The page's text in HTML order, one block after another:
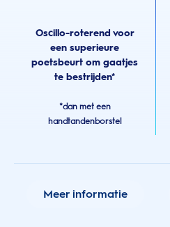
Oscillo-roterend voor
een superieure
poetsbeurt om gaatjes
te bestrijden*
*dan met een
handtandenborstel
Meer informatie